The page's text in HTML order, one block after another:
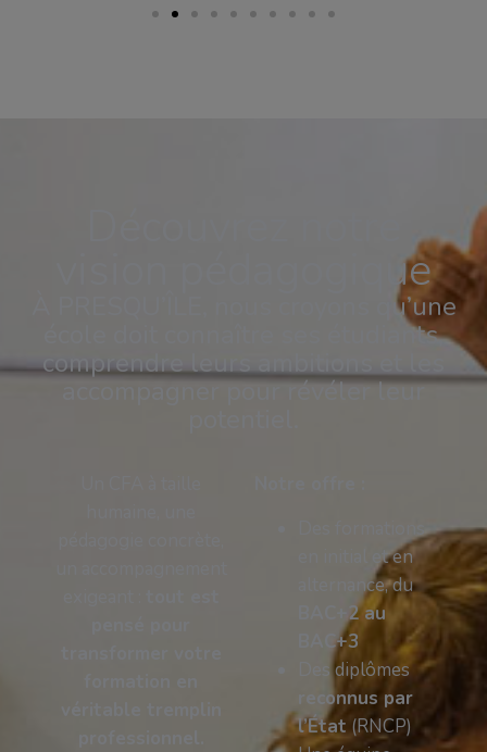
vision pédagogique
À PRESQU’ÎLE, nous croyons qu’une
école doit connaître ses étudiants,
comprendre leurs ambitions et les
accompagner pour révéler leur
Des formations
en initial et en
alternance, du
BAC+2 au
BAC+3
Des diplômes
reconnus par
l’État (RNCP)